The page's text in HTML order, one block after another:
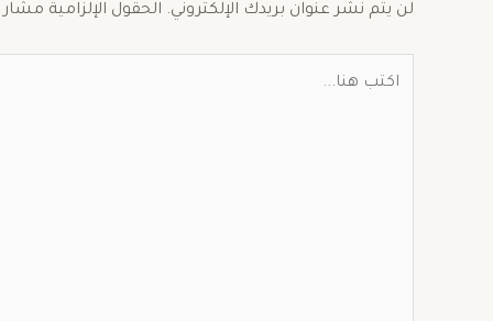
لن يتم نشر عنوان بريدك الإلكتروني. الحقول الإلزامية مشار